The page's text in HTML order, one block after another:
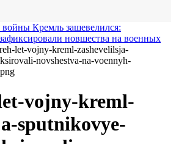
войны Кремль зашевелился:
новшества на военных
let-vojny-kreml-zashevelilsja-
novshestva-na-voennyh-
vojny-kreml-
sputnikovye-